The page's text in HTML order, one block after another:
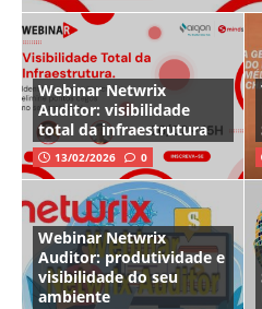
Webinar Netwrix
Auditor: visibilidade
total da infraestrutura
13/02/2026 0
Webinar Netwrix
Auditor: produtividade e
visibilidade do seu
ambiente